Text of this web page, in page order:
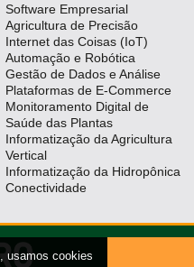
usamos cookies
Software Empresarial
Agricultura de Precisão
Internet das Coisas (IoT)
Automação e Robótica
Gestão de Dados e Análise
Plataformas de E-Commerce
Monitoramento Digital de
Saúde das Plantas
Informatização da Agricultura
Vertical
Informatização da Hidropônica
Conectividade